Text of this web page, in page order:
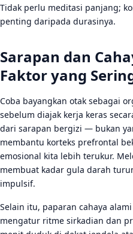
Tidak perlu meditasi panjang;
penting daripada durasinya.
Sarapan dan
Faktor yang
Coba bayangkan otak sebagai
sebelum diajak kerja keras
dari sarapan bergizi — bukan
membantu korteks prefrontal
emosional kita lebih terukur.
membuat kadar gula darah
impulsif.
Selain itu, paparan cahaya
mengatur ritme sirkadian dan